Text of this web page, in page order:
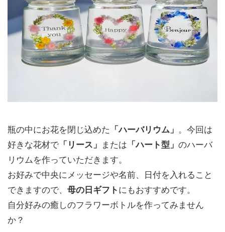
瓶の中にお花を閉じ込めた 「ハーバリウム」 。今回は
好きな花材で 「リース」 または 「ハート型」 のハーバ
リウムを作っていただきます。
お好みで中央にメッセージや名前、日付を入れること
できますので、 母の日ギフト にもおすすめです。
自分好みの癒しのフラワーボトルを作ってみません
か？